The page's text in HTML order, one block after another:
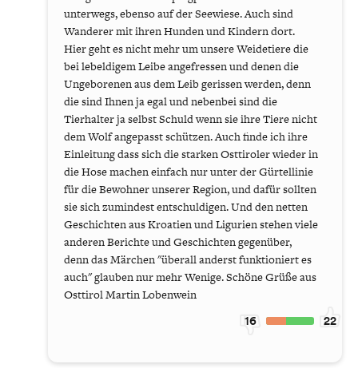
unterwegs, ebenso auf der Seewiese. Auch sind
Wanderer mit ihren Hunden und Kindern dort.
Hier geht es nicht mehr um unsere Weidetiere die
bei lebeldigem Leibe angefressen und denen die
Ungeborenen aus dem Leib gerissen werden, denn
die sind Ihnen ja egal und nebenbei sind die
Tierhalter ja selbst Schuld wenn sie ihre Tiere nicht
dem Wolf angepasst schützen. Auch finde ich ihre
Einleitung dass sich die starken Osttiroler wieder in
die Hose machen einfach nur unter der Gürtellinie
für die Bewohner unserer Region, und dafür sollten
sie sich zumindest entschuldigen. Und den netten
Geschichten aus Kroatien und Ligurien stehen viele
anderen Berichte und Geschichten gegenüber,
denn das Märchen "überall anderst funktioniert es
auch" glauben nur mehr Wenige. Schöne Grüße aus
Osttirol Martin Lobenwein
16 22